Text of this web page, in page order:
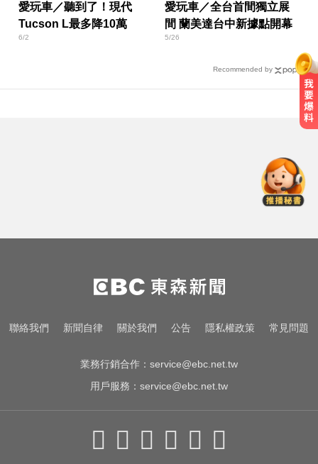
愛玩車／聽到了！現代
Tucson L最多降10萬
6/2
愛玩車／全台首間獨立展
間 蘭美達台中新據點開幕
5/26
Recommended by
部...二審仍判9年半
每天2000CC是錯的？醫師曝「喝水
黃金公式」猛灌恐水中毒
Google人工智慧部門高層人事大地
聯絡我們 新聞自律 關於我們 公告 隱私權政策 常見問題
業務行銷合作： service@ebc.net.tw
用戶服務： service@ebc.net.tw